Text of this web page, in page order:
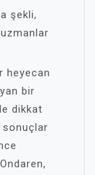
şekli,
heyecan
bir
dikkat